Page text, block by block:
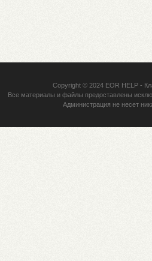
Copyright © 2024 EOR HELP-
Все материалы и файлы предоставлены
Администрация не несет